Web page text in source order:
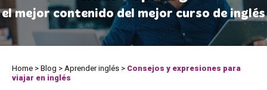
el mejor contenido del mejor curso de inglés
Home > Blog > Aprender inglés > Consejos y expresiones para
viajar en inglés